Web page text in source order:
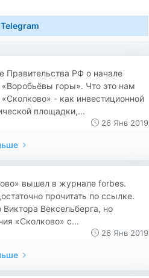
Правительства РФ о начале
«Воробьёвы горы». Что это нам
- как инвестиционной
площадки,...
26 Янв 2019
вышел в журнале forbes.
прочитать по ссылке.
Вексельберга, но
«Сколково» с...
26 Янв 2019